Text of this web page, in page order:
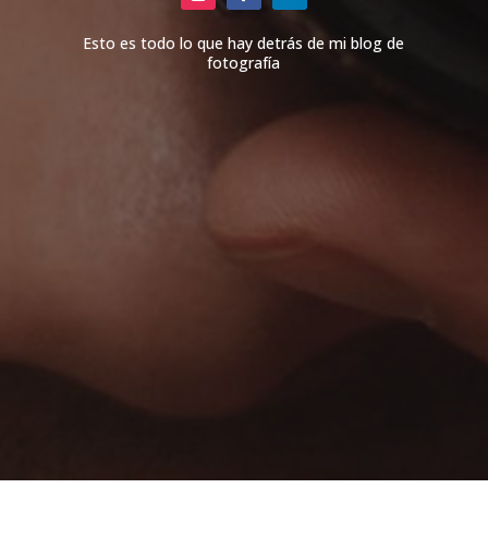
Esto es todo lo que hay detrás de mi blog de
fotografía